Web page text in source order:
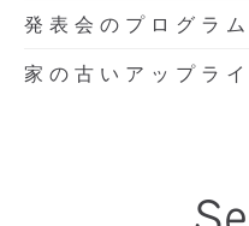
発表会のプログラ
家の古いアップラ